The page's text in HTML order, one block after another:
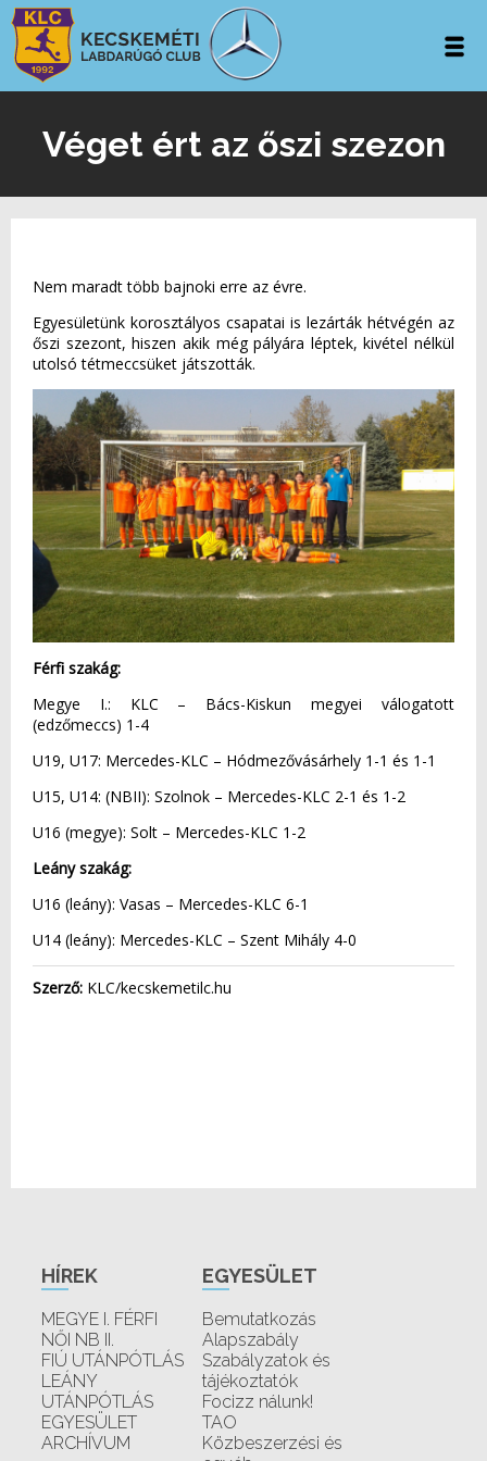
Véget ért az őszi szezon
Nem maradt több bajnoki erre az évre.
Egyesületünk korosztályos csapatai is lezárták hétvégén az
őszi szezont, hiszen akik még pályára léptek, kivétel nélkül
utolsó tétmeccsüket játszották.
Férfi szakág:
Megye I.: KLC – Bács-Kiskun megyei válogatott
(edzőmeccs) 1-4
U19, U17: Mercedes-KLC – Hódmezővásárhely 1-1 és 1-1
U15, U14: (NBII): Szolnok – Mercedes-KLC 2-1 és 1-2
U16 (megye): Solt – Mercedes-KLC 1-2
Leány szakág:
U16 (leány): Vasas – Mercedes-KLC 6-1
U14 (leány): Mercedes-KLC – Szent Mihály 4-0
Szerző: KLC/kecskemetilc.hu
HÍREK
MEGYE I. FÉRFI
NŐI NB II.
FIÚ UTÁNPÓTLÁS
LEÁNY
UTÁNPÓTLÁS
EGYESÜLET
ARCHÍVUM
EGYESÜLET
Bemutatkozás
Alapszabály
Szabályzatok és
tájékoztatók
Focizz nálunk!
TAO
Közbeszerzési és